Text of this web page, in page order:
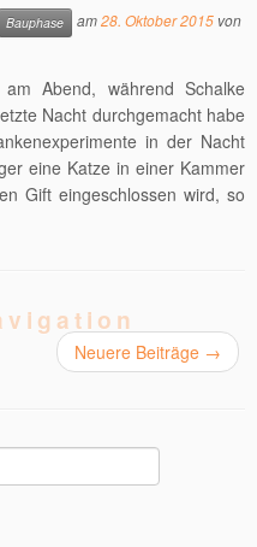
Bauphase am28. Oktober 2015 von
Abend, während Schalke
Nacht durchgemacht habe
in der Nacht
eine Katze in einer Kammer
Gift eingeschlossen wird, so
Neuere Beiträge →